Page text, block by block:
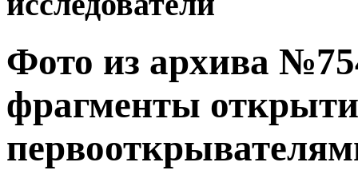
Фото из архива
фрагменты